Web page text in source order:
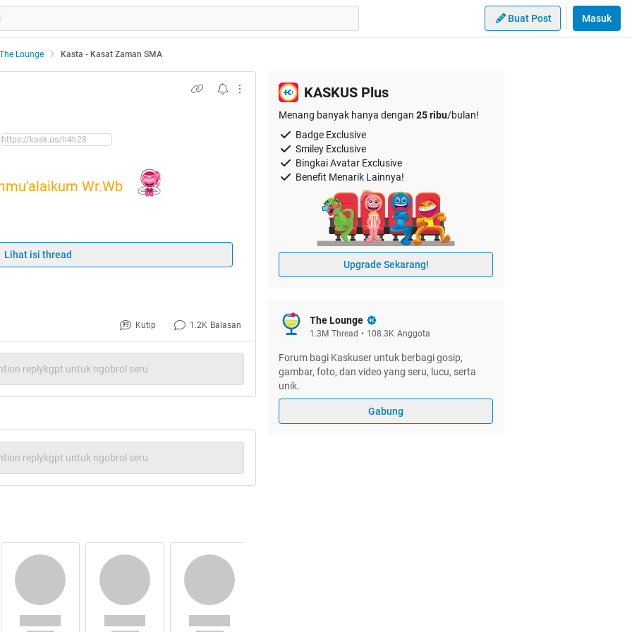
Buat Post Masuk
The Lounge Kasta - Kasat Zaman SMA
Wr.Wb
udah kuliah, kerja, maupun masih
kasta kasta / genk / golongan
ini bukanlah hal baru lagi
pada ngumpul semua sama temen
itu aja kumpulnya (ane juga
ane maksud kasta SMA
macam kasta pas SMA. Silahkan
disimah
Lihat isi thread
Kutip 1.2K Balasan
replykgpt untuk ngobrol seru
replykgpt untuk ngobrol seru
KASKUS Plus
Menang banyak hanya dengan 25 ribu/bulan!
Badge Exclusive
Smiley Exclusive
Bingkai Avatar Exclusive
Benefit Menarik Lainnya!
Upgrade Sekarang!
The Lounge
1.3M Thread • 108.3K Anggota
Forum bagi Kaskuser untuk berbagi gosip,
gambar, foto, dan video yang seru, lucu, serta
unik.
Gabung